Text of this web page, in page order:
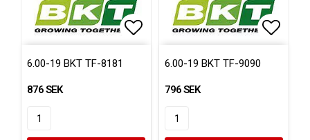
6.00-19 BKT TF-8181
876 SEK
6.00-19 BKT TF-9090
796 SEK